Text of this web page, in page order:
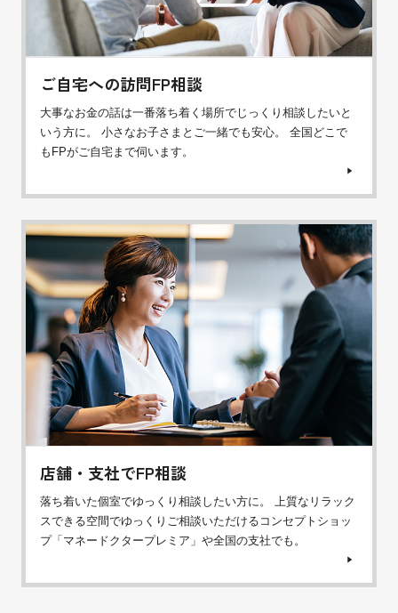
ご自宅への訪問FP相談
大事なお金の話は一番落ち着く場所でじっくり相談したいと
いう方に。 小さなお子さまとご一緒でも安心。 全国どこで
もFPがご自宅まで伺います。
店舗・支社でFP相談
落ち着いた個室でゆっくり相談したい方に。 上質なリラック
スできる空間でゆっくりご相談いただけるコンセプトショッ
プ「マネードクタープレミア」や全国の支社でも。